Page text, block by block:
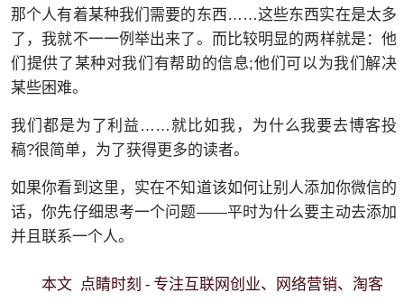
那个人有着某种我们需要的东西……这些东西实在是太多
了，我就不一一例举出来了。而比较明显的两样就是：他
们提供了某种对我们有帮助的信息;他们可以为我们解决
某些困难。
我们都是为了利益……就比如我，为什么我要去博客投
稿?很简单，为了获得更多的读者。
如果你看到这里，实在不知道该如何让别人添加你微信的
话，你先仔细思考一个问题——平时为什么要主动去添加
并且联系一个人。
本文 点睛时刻 - 专注互联网创业、网络营销、淘客